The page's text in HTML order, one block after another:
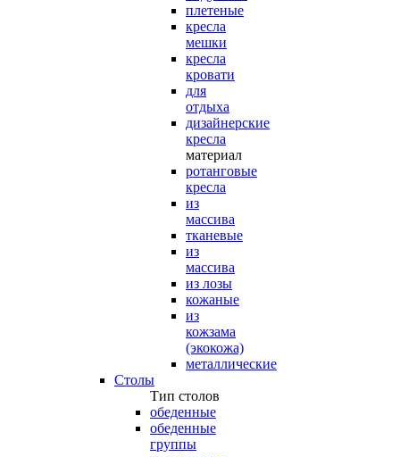
плетеные
кресла
мешки
кресла
кровати
для
отдыха
дизайнерские
кресла
материал
ротанговые
кресла
из
массива
тканевые
из
массива
из лозы
кожаные
из
кожзама
(экокожа)
металлические
Столы
Тип столов
обеденные
обеденные
группы